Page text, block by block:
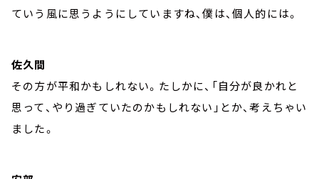
ていう風に思うようにしていますね、僕は、個人的には。
佐久間
その方が平和かもしれない。たしかに、「自分が良かれと
思って、やり過ぎていたのかもしれない」とか、考えちゃい
ました。